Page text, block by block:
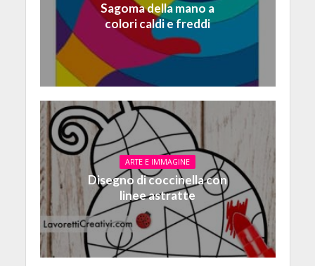
Sagoma della mano a
colori caldi e freddi
ARTE E IMMAGINE
Disegno di coccinella con
linee astratte